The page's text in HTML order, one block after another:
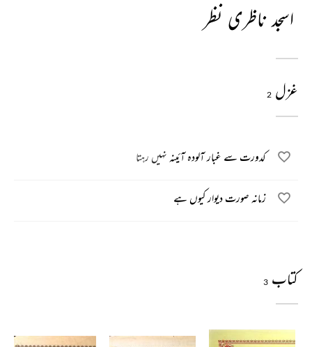
اسجد ناظری نظر
غزل 2
کدورت سے غبار آلودہ آئینہ نہیں رہتا
زمانہ صورت دیوار کیوں ہے
کتاب 3